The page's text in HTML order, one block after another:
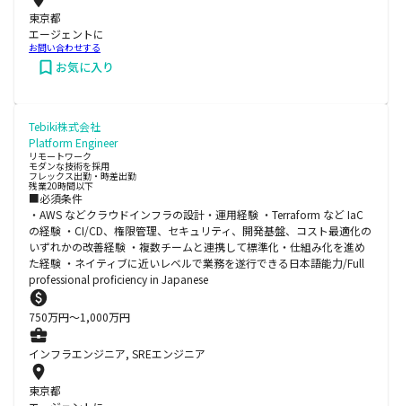
東京都
エージェントに
お問い合わせする
お気に入り
Tebiki株式会社
Platform Engineer
リモートワーク
モダンな技術を採用
フレックス出勤・時差出勤
残業20時間以下
■必須条件
・AWS などクラウドインフラの設計・運用経験 ・Terraform など IaC
の経験 ・CI/CD、権限管理、セキュリティ、開発基盤、コスト最適化の
いずれかの改善経験 ・複数チームと連携して標準化・仕組み化を進め
た経験 ・ネイティブに近いレベルで業務を遂行できる日本語能力/Full
professional proficiency in Japanese
750万円〜1,000万円
インフラエンジニア, SREエンジニア
東京都